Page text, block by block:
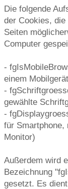
Die folgende
der Cookies,
Seiten
Computer
-
einem
-
gewählte
-
für Smartphone,
Monitor)
Außerdem wird
Bezeichnung
gesetzt. Es